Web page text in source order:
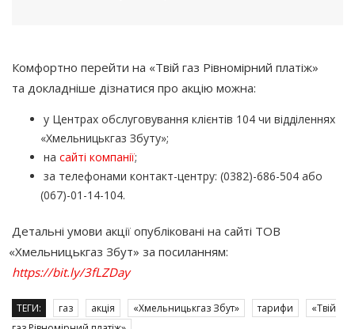
Комфортно перейти на «Твій газ Рівномірний платіж»
та докладніше дізнатися про акцію можна:
у Центрах обслуговування клієнтів 104 чи відділеннях
«Хмельницькгаз Збуту»;
на сайті компанії;
за телефонами контакт-центру: (0382)-686-504 або
(067)-01-14-104.
Детальні умови акції опубліковані на сайті ТОВ
«Хмельницькгаз Збут» за посиланням:
https://bit.ly/3fLZDay
ТЕГИ: газ акція «Хмельницькгаз Збут» тарифи
«Твій